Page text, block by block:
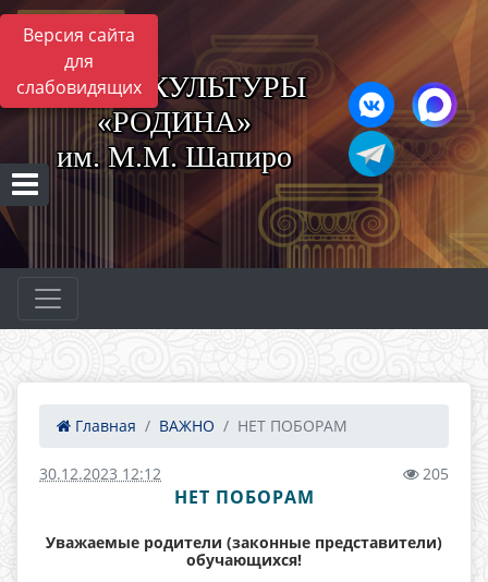
Версия сайта
для
слабовидящих
ЦЕНТР КУЛЬТУРЫ
«РОДИНА»
им. М.М. Шапиро
Главная ВАЖНО НЕТ ПОБОРАМ
30.12.2023 12:12 205
НЕТ ПОБОРАМ
Уважаемые родители (законные представители)
обучающихся!